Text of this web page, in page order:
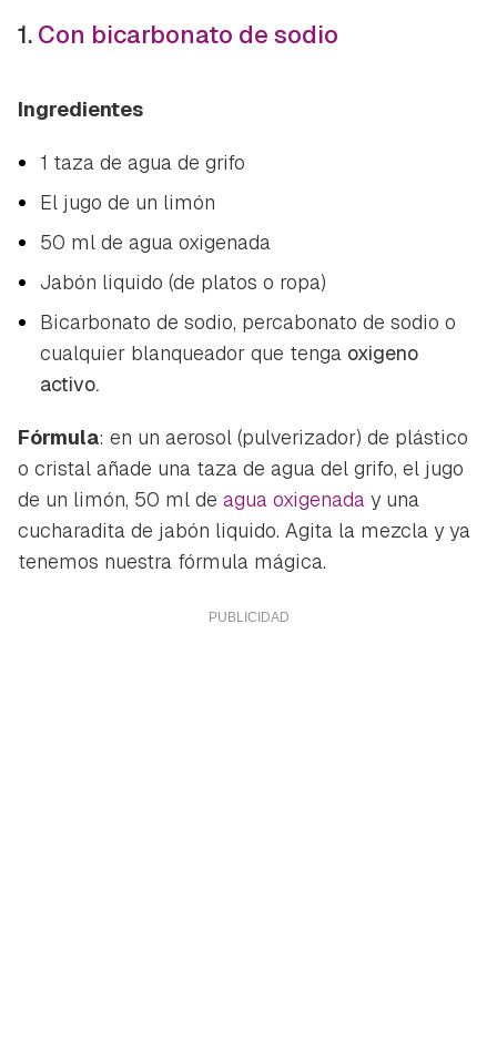
1. Con bicarbonato de sodio
Ingredientes
1 taza de agua de grifo
El jugo de un limón
50 ml de agua oxigenada
Jabón liquido (de platos o ropa)
Bicarbonato de sodio, percabonato de sodio o
cualquier blanqueador que tenga oxigeno
activo.
Fórmula: en un aerosol (pulverizador) de plástico
o cristal añade una taza de agua del grifo, el jugo
de un limón, 50 ml de agua oxigenada y una
cucharadita de jabón liquido. Agita la mezcla y ya
tenemos nuestra fórmula mágica.